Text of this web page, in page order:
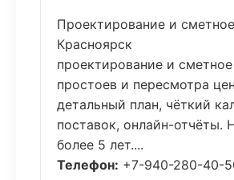
Проектирование и
Красноярск
проектирование и
простоев и пересмотра
детальный план, чёткий
поставок, онлайн-отчёты.
более 5 лет....
Телефон: +7-940-280-40-